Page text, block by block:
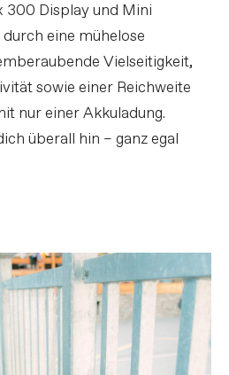
Display und Mini
eine mühelose
Vielseitigkeit,
sowie einer Reichweite
nur einer Akkuladung.
überall hin – ganz egal